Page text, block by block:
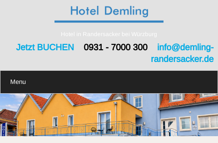
Hotel in Randersacker bei Würzburg
Jetzt BUCHEN0931 - 7000 300 info@demling-
randersacker.de
Menu